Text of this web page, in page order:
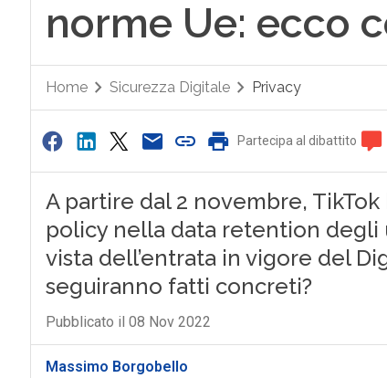
norme Ue: ecco
Home Sicurezza Digitale Privacy
Partecipa al dibattito
A partire dal 2 novembre,
policy nella data retention
vista dell’entrata in vigore del
seguiranno fatti concreti?
Pubblicato il 08 Nov 2022
Massimo Borgobello